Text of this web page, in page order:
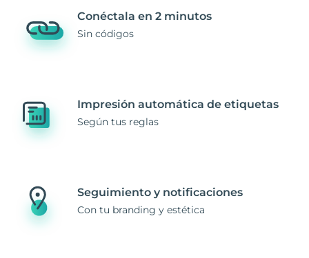
Conéctala en 2 minutos
Sin códigos
Impresión automática de etiquetas
Según tus reglas
Seguimiento y notificaciones
Con tu branding y estética